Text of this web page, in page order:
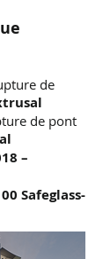
de
de pont
–
Safeglass-